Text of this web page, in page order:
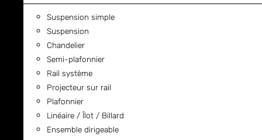
Suspension simple
Suspension
Chandelier
Semi-plafonnier
Rail système
Projecteur sur rail
Plafonnier
Linéaire / Îlot / Billard
Ensemble dirigeable